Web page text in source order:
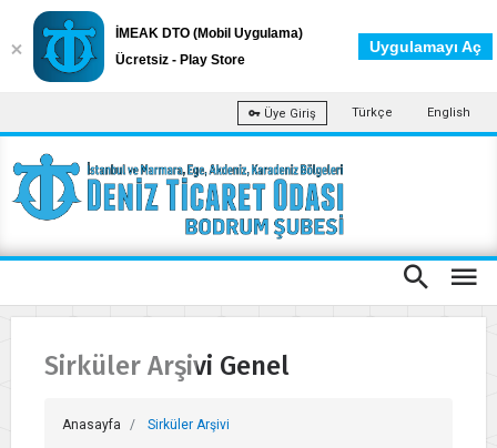
Üye Giriş Türkçe English
Sirküler Arşivi Genel
Anasayfa Sirküler Arşivi
İMEAK DTO (Mobil Uygulama)
Ücretsiz - Play Store
Uygulamayı Aç